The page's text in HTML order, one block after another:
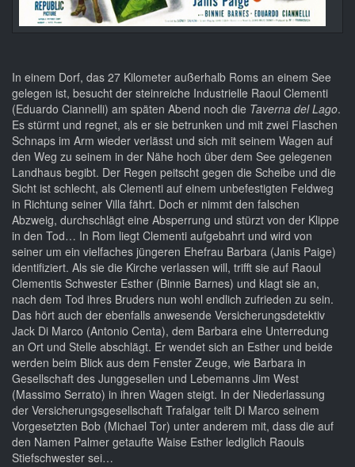
In einem Dorf, das 27 Kilometer außerhalb Roms an einem See
gelegen ist, besucht der steinreiche Industrielle Raoul Clementi
(Eduardo Ciannelli) am späten Abend noch die Taverna del Lago.
Es stürmt und regnet, als er sie betrunken und mit zwei Flaschen
Schnaps im Arm wieder verlässt und sich mit seinem Wagen auf
den Weg zu seinem in der Nähe hoch über dem See gelegenen
Landhaus begibt. Der Regen peitscht gegen die Scheibe und die
Sicht ist schlecht, als Clementi auf einem unbefestigten Feldweg
in Richtung seiner Villa fährt. Doch er nimmt den falschen
Abzweig, durchschlägt eine Absperrung und stürzt von der Klippe
in den Tod… In Rom liegt Clementi aufgebahrt und wird von
seiner um ein vielfaches jüngeren Ehefrau Barbara (Janis Paige)
identifiziert. Als sie die Kirche verlassen will, trifft sie auf Raoul
Clementis Schwester Esther (Binnie Barnes) und klagt sie an,
nach dem Tod ihres Bruders nun wohl endlich zufrieden zu sein.
Das hört auch der ebenfalls anwesende Versicherungsdetektiv
Jack Di Marco (Antonio Centa), dem Barbara eine Unterredung
an Ort und Stelle abschlägt. Er wendet sich an Esther und beide
werden beim Blick aus dem Fenster Zeuge, wie Barbara in
Gesellschaft des Junggesellen und Lebemanns Jim West
(Massimo Serrato) in ihren Wagen steigt. In der Niederlassung
der Versicherungsgesellschaft Trafalgar teilt Di Marco seinem
Vorgesetzten Bob (Michael Tor) unter anderem mit, dass die auf
den Namen Palmer getaufte Waise Esther lediglich Raouls
Stiefschwester sei…